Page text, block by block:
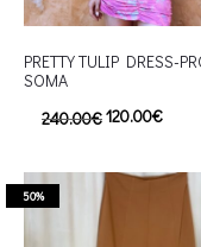
PRETTY TULIP DRESS-
SOMA
240.00€120.00€
50%